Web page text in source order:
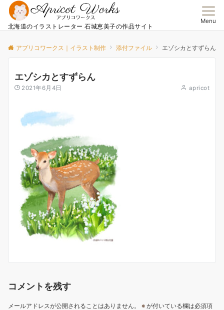
北海道のイラストレーター 石城恵美子の作品サイト
Menu
アプリコワークス｜イラスト制作 添付ファイル エゾシカとすずらん
エゾシカとすずらん
2021年6月4日 apricot
コメントを残す
メールアドレスが公開されることはありません。 ※ が付いている欄は必須項